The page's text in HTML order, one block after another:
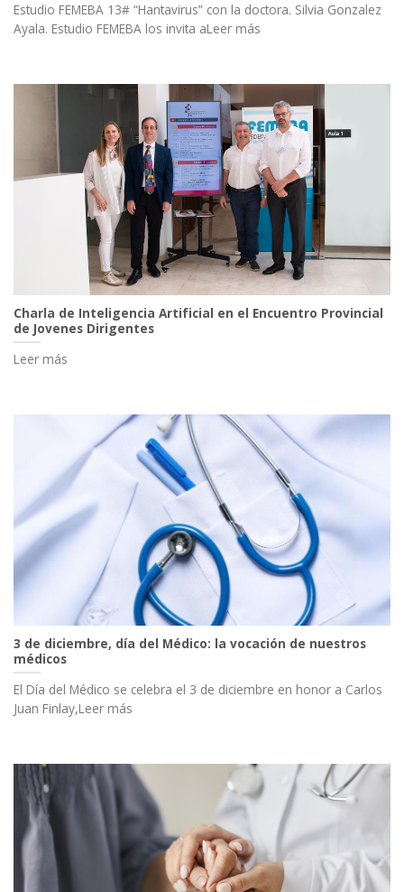
Estudio FEMEBA 13# “Hantavirus” con la doctora. Silvia Gonzalez
Ayala. Estudio FEMEBA los invita aLeer más
Charla de Inteligencia Artificial en el Encuentro Provincial
de Jovenes Dirigentes
Leer más
3 de diciembre, día del Médico: la vocación de nuestros
médicos
El Día del Médico se celebra el 3 de diciembre en honor a Carlos
Juan Finlay,Leer más